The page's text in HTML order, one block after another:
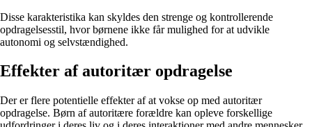
Disse karakteristika kan skyldes den strenge og kontrollerende
opdragelsesstil, hvor børnene ikke får mulighed for at udvikle
autonomi og selvstændighed.
Effekter af autoritær opdragelse
Der er flere potentielle effekter af at vokse op med autoritær
opdragelse. Børn af autoritære forældre kan opleve forskellige